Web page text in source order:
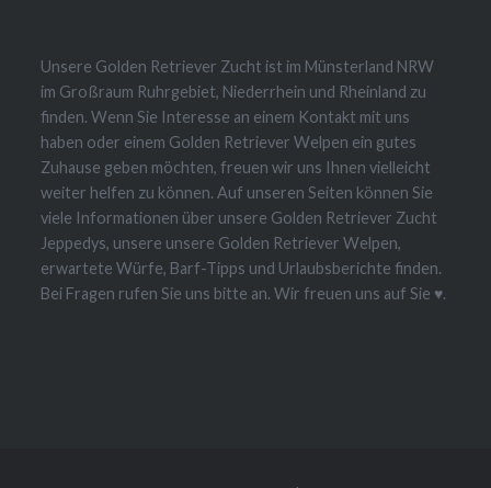
Unsere Golden Retriever Zucht ist im Münsterland NRW
im Großraum Ruhrgebiet, Niederrhein und Rheinland zu
finden. Wenn Sie Interesse an einem Kontakt mit uns
haben oder einem Golden Retriever Welpen ein gutes
Zuhause geben möchten, freuen wir uns Ihnen vielleicht
weiter helfen zu können. Auf unseren Seiten können Sie
viele Informationen über unsere Golden Retriever Zucht
Jeppedys, unsere unsere Golden Retriever Welpen,
erwartete Würfe, Barf-Tipps und Urlaubsberichte finden.
Bei Fragen rufen Sie uns bitte an. Wir freuen uns auf Sie ♥.